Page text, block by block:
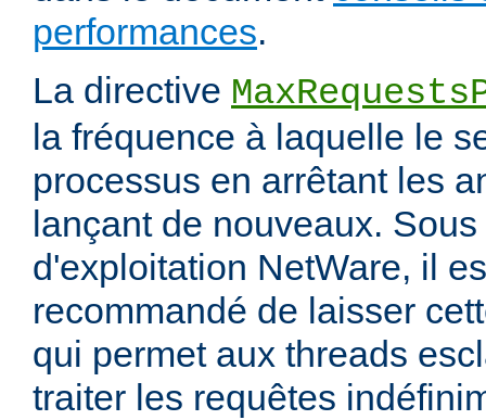
performances.
La directive
la fréquence à laquelle le
processus en arrêtant les
lançant de nouveaux.
d'exploitation NetWare, il
recommandé de laisser
qui permet aux threads
traiter les requêtes